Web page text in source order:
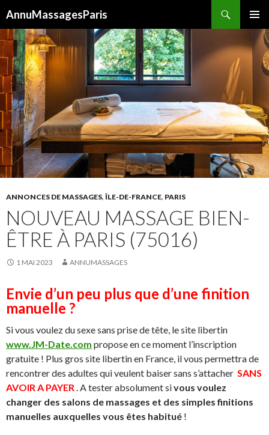
AnnuMassagesParis
MENU
AU
CONTENU
ANNONCES DE MASSAGES, ÎLE-DE-FRANCE, PARIS
NOUVEAU MASSAGE BIEN-
ÊTRE À PARIS (75016)
1 MAI 2023 ANNUMASSAGES
Envie d’un peu plus que d’une finition
manuelle ?
Si vous voulez du sexe sans prise de tête, le site libertin
www.JM-Date.com propose en ce moment l’inscription
gratuite ! Plus gros site libertin en France, il vous permettra de
rencontrer des adultes qui veulent baiser sans s’attacher SANS
AVOIR A PAYER. A tester absolument sivous voulez
changer des salons de massages et des simples finitions
manuelles auxquelles vous êtes habitué !